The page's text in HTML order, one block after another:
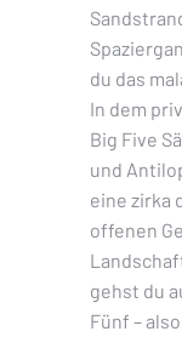
du das
In dem
Big Five
und
eine zirka
offenen
gehst du
Fünf –